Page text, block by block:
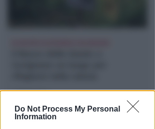
Do Not Process My Personal
Information